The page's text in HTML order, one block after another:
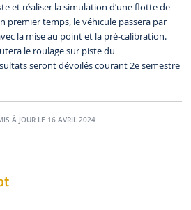
et réaliser la simulation d’une flotte de
premier temps, le véhicule passera par
la mise au point et la pré-calibration.
le roulage sur piste du
seront dévoilés courant 2e semestre
À JOUR LE 16 AVRIL 2024